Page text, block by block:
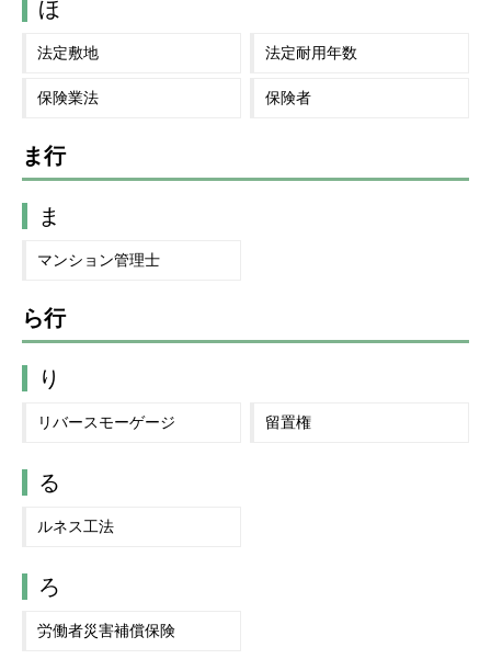
ほ
法定敷地 法定耐用年数
保険業法 保険者
ま行
ま
マンション管理士
ら行
り
リバースモーゲージ 留置権
る
ルネス工法
ろ
労働者災害補償保険